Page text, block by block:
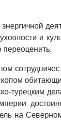
и
переоценить.
турецким
на